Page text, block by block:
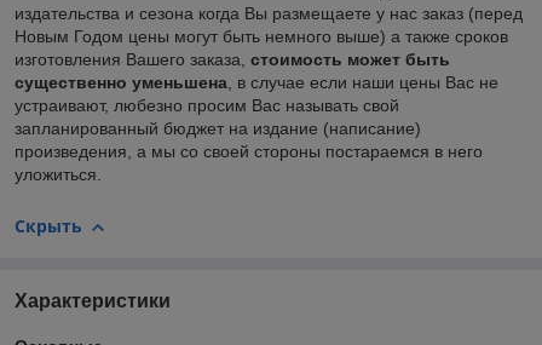
издательства и сезона когда Вы размещаете у нас заказ (перед
Новым Годом цены могут быть немного выше) а также сроков
изготовления Вашего заказа, стоимость может быть
существенно уменьшена, в случае если наши цены Вас не
устраивают, любезно просим Вас называть свой
запланированный бюджет на издание (написание)
произведения, а мы со своей стороны постараемся в него
уложиться.
Скрыть
Характеристики